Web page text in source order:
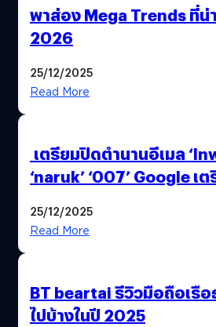
พาส่อง Mega Trends ที่น่
2026
25/12/2025
Read More
เตรียมปิดตำนานอีเมล
‘naruk’ ‘007’ Google เ
25/12/2025
Read More
BT beartai รีวิวมือถือเรือ
ไปบ้างในปี 2025